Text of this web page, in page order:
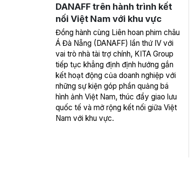
DANAFF trên hành trình kết
nối Việt Nam với khu vực
Đồng hành cùng Liên hoan phim châu
Á Đà Nẵng (DANAFF) lần thứ IV với
vai trò nhà tài trợ chính, KITA Group
tiếp tục khẳng định định hướng gắn
kết hoạt động của doanh nghiệp với
những sự kiện góp phần quảng bá
hình ảnh Việt Nam, thúc đẩy giao lưu
quốc tế và mở rộng kết nối giữa Việt
Nam với khu vực.